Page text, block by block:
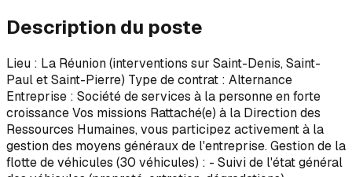
Description du poste
Lieu : La Réunion (interventions sur Saint-Denis, Saint-
Paul et Saint-Pierre) Type de contrat : Alternance
Entreprise : Société de services à la personne en forte
croissance Vos missions Rattaché(e) à la Direction des
Ressources Humaines, vous participez activement à la
gestion des moyens généraux de l'entreprise. Gestion de la
flotte de véhicules (30 véhicules) : - Suivi de l'état général